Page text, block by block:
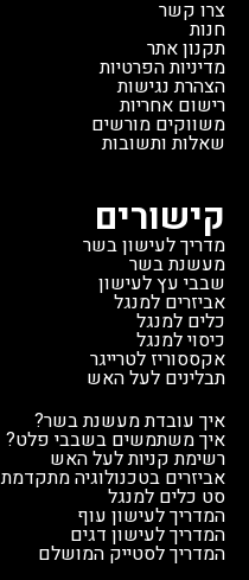
צרו קשר
חנות
תקנון אתר
מדיניות הפרטיות
הצהרת נגישות
רישום אחריות
משווקים מורשים
שאלות ותשובות
קישורים
מדריך לעישון בשר
מעשנת בשר
שבבי עץ לעישון
אביזרים למנגל
כלים למנגל
כיסוי למנגל
אקססוריז לטרייגר
תבלינים לעל האש
איך עובדת מעשנת בשר?
איך משתמשים בשבבי פלט?
רשימת קניות לעל האש
אביזרים בטכנולוגיה מתקדמת
סט כלים למנגל
המדריך לעישון עוף
המדריך לעישון דגים
המדריך לסטייק המושלם